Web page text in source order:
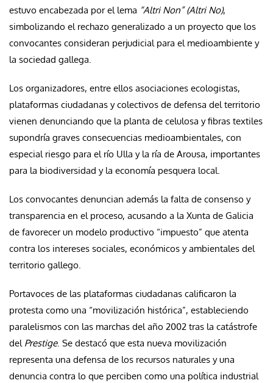
estuvo encabezada por el lema “Altri Non” (Altri No),
simbolizando el rechazo generalizado a un proyecto que los
convocantes consideran perjudicial para el medioambiente y
la sociedad gallega.
Los organizadores, entre ellos asociaciones ecologistas,
plataformas ciudadanas y colectivos de defensa del territorio
vienen denunciando que la planta de celulosa y fibras textiles
supondría graves consecuencias medioambientales, con
especial riesgo para el río Ulla y la ría de Arousa, importantes
para la biodiversidad y la economía pesquera local.
Los convocantes denuncian además la falta de consenso y
transparencia en el proceso, acusando a la Xunta de Galicia
de favorecer un modelo productivo “impuesto” que atenta
contra los intereses sociales, económicos y ambientales del
territorio gallego.
Portavoces de las plataformas ciudadanas calificaron la
protesta como una “movilización histórica”, estableciendo
paralelismos con las marchas del año 2002 tras la catástrofe
del Prestige. Se destacó que esta nueva movilización
representa una defensa de los recursos naturales y una
denuncia contra lo que perciben como una política industrial